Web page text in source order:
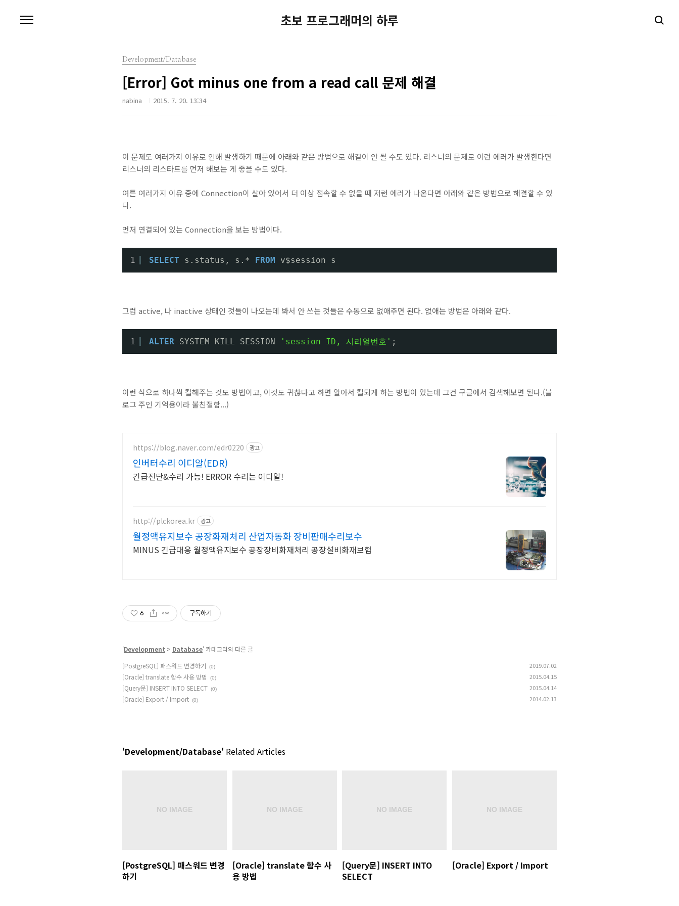
초보 프로그래머의 하루
Development/Database
[Error] Got minus one from a read call 문제 해결
nabina 2015. 7. 20. 13:34
이 문제도 여러가지 이유로 인해 발생하기 때문에 아래와 같은 방법으로 해결이 안 될 수도 있다. 리스너의 문제로 이런 에러가 발생한다면
리스너의 리스타트를 먼저 해보는 게 좋을 수도 있다.
여튼 여러가지 이유 중에 Connection이 살아 있어서 더 이상 접속할 수 없을 때 저런 에러가 나온다면 아래와 같은 방법으로 해결할 수 있
다.
먼저 연결되어 있는 Connection을 보는 방법이다.
1 SELECT s.status, s.* FROM v$session s
그럼 active, 나 inactive 상태인 것들이 나오는데 봐서 안 쓰는 것들은 수동으로 없애주면 된다. 없애는 방법은 아래와 같다.
1 ALTER SYSTEM KILL SESSION 'session ID, 시리얼번호' ;
이런 식으로 하나씩 킬해주는 것도 방법이고, 이것도 귀찮다고 하면 알아서 킬되게 하는 방법이 있는데 그건 구글에서 검색해보면 된다.(블
로그 주인 기억용이라 불친절함...)
https://blog.naver.com/edr0220 광고
인버터수리 이디알(EDR)
긴급진단&수리 가능! ERROR 수리는 이디알!
http://plckorea.kr 광고
월정액유지보수 공장화재처리 산업자동화 장비판매수리보수
MINUS 긴급대응 월정액유지보수 공장장비화재처리 공장설비화재보험
6 구독하기
'Development > Database' 카테고리의 다른 글
[PostgreSQL] 패스워드 변경하기
(0) 2019.07.02
[Oracle] translate 함수 사용 방법 (0) 2015.04.15
[Query문] INSERT INTO SELECT (0) 2015.04.14
[Oracle] Export / Import (0) 2014.02.13
'Development/Database' Related Articles
[PostgreSQL] 패스워드 변경
하기
[Oracle] translate 함수 사
용 방법
[Query문] INSERT INTO
SELECT
[Oracle] Export / Import